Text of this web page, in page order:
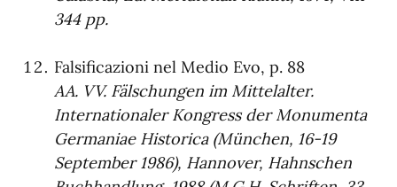
344 pp.
Falsificazioni nel Medio Evo, p. 88
AA. VV. Fälschungen im Mittelalter.
Internationaler Kongress der Monumenta
Germaniae Historica (München, 16-19
September 1986), Hannover, Hahnschen